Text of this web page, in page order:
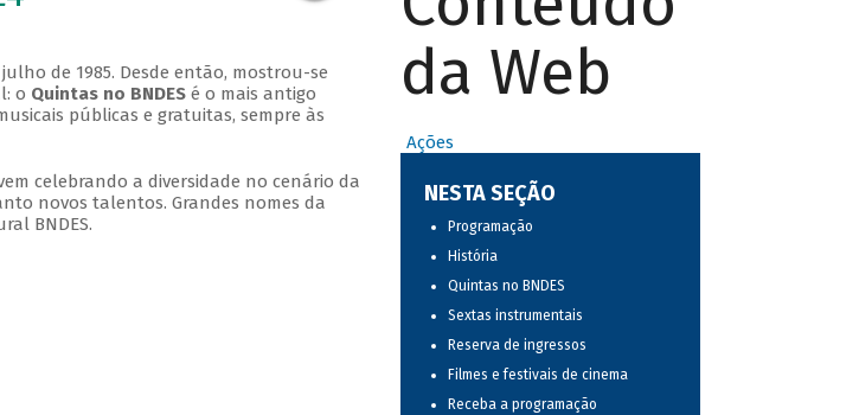
de 1985. Desde então, mostrou-se
o Quintas no BNDESé o mais antigo
públicas e gratuitas, sempre às
celebrando a diversidade no cenário da
novos talentos. Grandes nomes da
BNDES.
da Web
Ações
NESTA SEÇÃO
Programação
História
Quintas no BNDES
Sextas instrumentais
Reserva de ingressos
Filmes e festivais de cinema
Receba a programação